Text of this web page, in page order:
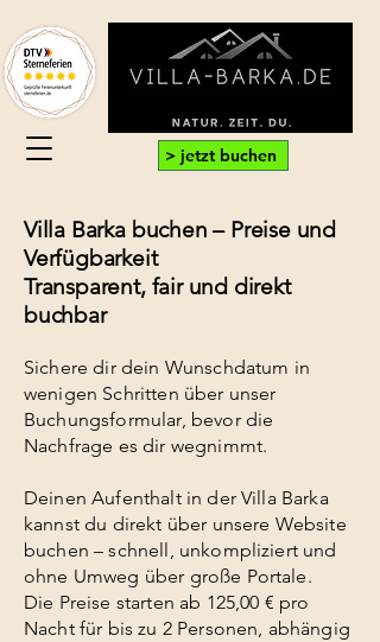
> jetzt buchen
Villa Barka buchen – Preise und
Verfügbarkeit
Transparent, fair und direkt
buchbar
Sichere dir dein Wunschdatum in
wenigen Schritten über unser
Buchungsformular, bevor die
Nachfrage es dir wegnimmt.
Deinen Aufenthalt in der Villa Barka
kannst du direkt über unsere Website
buchen – schnell, unkompliziert und
ohne Umweg über große Portale.
Die Preise starten ab 125,00 € pro
Nacht für bis zu 2 Personen, abhängig